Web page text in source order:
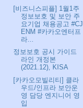
[비즈니스피플] 1월1주
정보보호 및 보안 주
요기업 채용공고 #CJ
ENM #카카오엔터프
라...
정보보호 공시 가이드
라인 개정본
(2021.12), KISA
[카카오모빌리티] 클라
우드/인프라 보안운
영 담당 엔지니어 영
입